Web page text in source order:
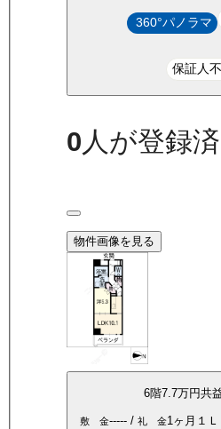
360°パノラマ
保証人
0 人が登録
物件画像を見る
6階7.7万円共
敷 金-----/ 礼 金1ヶ月 １